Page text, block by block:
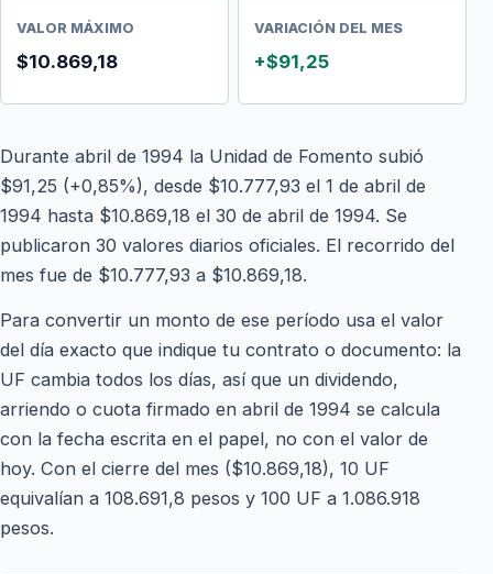
VALOR MÁXIMO
$10.869,18
VARIACIÓN DEL MES
+$91,25
Durante abril de 1994 la Unidad de Fomento subió
$91,25 (+0,85%), desde $10.777,93 el 1 de abril de
1994 hasta $10.869,18 el 30 de abril de 1994. Se
publicaron 30 valores diarios oficiales. El recorrido del
mes fue de $10.777,93 a $10.869,18.
Para convertir un monto de ese período usa el valor
del día exacto que indique tu contrato o documento: la
UF cambia todos los días, así que un dividendo,
arriendo o cuota firmado en abril de 1994 se calcula
con la fecha escrita en el papel, no con el valor de
hoy. Con el cierre del mes ($10.869,18), 10 UF
equivalían a 108.691,8 pesos y 100 UF a 1.086.918
pesos.